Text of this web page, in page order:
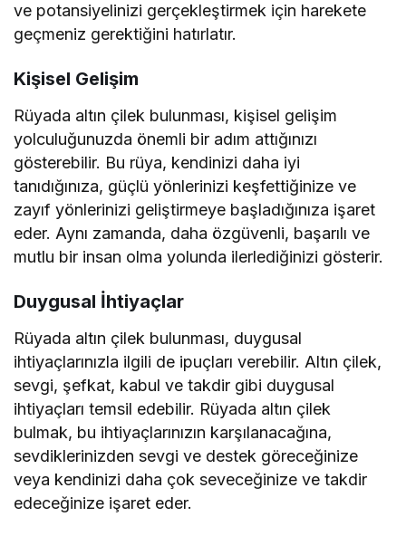
ve potansiyelinizi gerçekleştirmek için harekete
geçmeniz gerektiğini hatırlatır.
Kişisel Gelişim
Rüyada altın çilek bulunması, kişisel gelişim
yolculuğunuzda önemli bir adım attığınızı
gösterebilir. Bu rüya, kendinizi daha iyi
tanıdığınıza, güçlü yönlerinizi keşfettiğinize ve
zayıf yönlerinizi geliştirmeye başladığınıza işaret
eder. Aynı zamanda, daha özgüvenli, başarılı ve
mutlu bir insan olma yolunda ilerlediğinizi gösterir.
Duygusal İhtiyaçlar
Rüyada altın çilek bulunması, duygusal
ihtiyaçlarınızla ilgili de ipuçları verebilir. Altın çilek,
sevgi, şefkat, kabul ve takdir gibi duygusal
ihtiyaçları temsil edebilir. Rüyada altın çilek
bulmak, bu ihtiyaçlarınızın karşılanacağına,
sevdiklerinizden sevgi ve destek göreceğinize
veya kendinizi daha çok seveceğinize ve takdir
edeceğinize işaret eder.